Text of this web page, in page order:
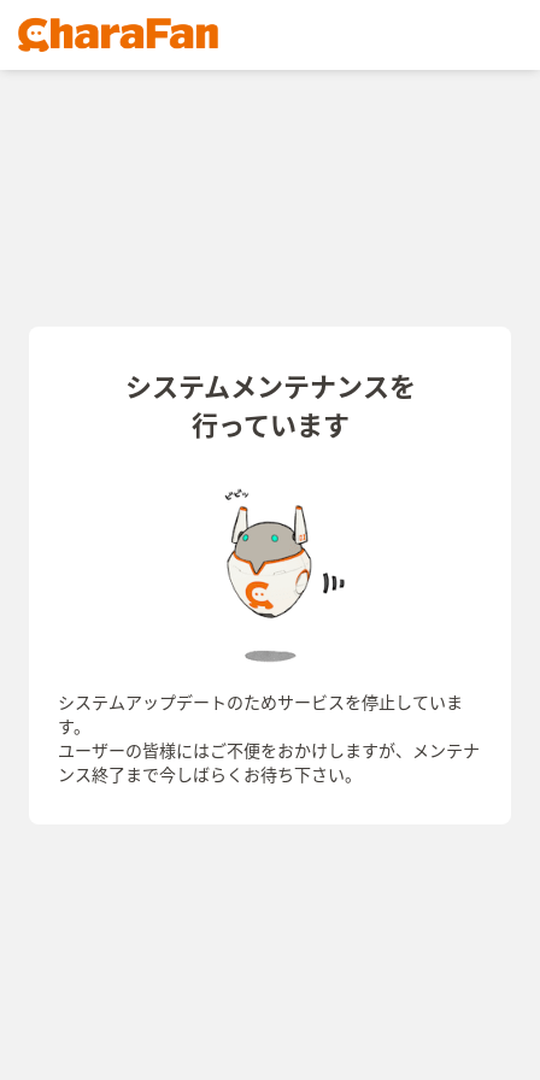
システムメンテナンスを
行っています
システムアップデートのためサービスを停止していま
す。
ユーザーの皆様にはご不便をおかけしますが、メンテナ
ンス終了まで今しばらくお待ち下さい。